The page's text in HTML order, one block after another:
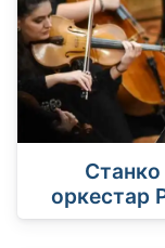
оркестар